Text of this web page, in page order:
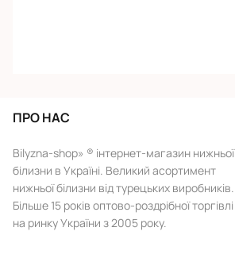
ПРО НАС
Bilyzna-shop» ® інтернет-магазин нижньої
білизни в Україні. Великий асортимент
нижньої білизни від турецьких виробників.
Більше 15 років оптово-роздрібної торгівлі
на ринку України з 2005 року.